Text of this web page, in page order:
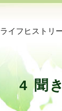
ライフヒストリ
4 聞